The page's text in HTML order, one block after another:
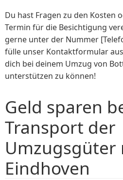
Du hast Fragen zu den Kosten
Termin für die Besichtigung
gerne unter der Nummer
fülle unser Kontaktformular
dich bei deinem Umzug von
unterstützen zu können!
Geld sparen
Transport der
Umzugsgüter
Eindhoven